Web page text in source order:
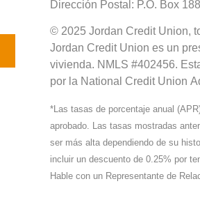
Dirección Postal: P.O. Box
© 2025 Jordan Credit Union,
Jordan Credit Union es un
vivienda. NMLS #402456.
por la National Credit Union
*Las tasas de porcentaje anual
aprobado. Las tasas mostradas
ser más alta dependiendo de su
incluir un descuento de 0.25% por
Hable con un Representante de